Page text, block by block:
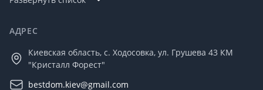
АДРЕС
Киевская область, с. Ходосовка, ул. Грушева 43 КМ
"Кристалл Форест"
bestdom.kiev@gmail.com